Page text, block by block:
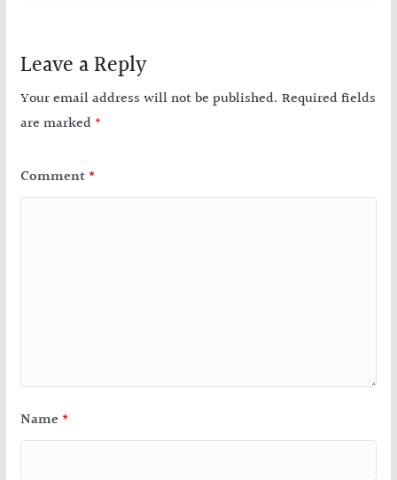
Leave a Reply
Your email address will not be published. Required fields
are marked *
Comment *
Name *